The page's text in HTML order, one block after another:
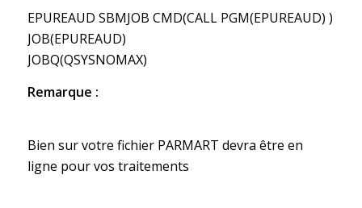
EPUREAUD SBMJOB CMD(CALL PGM(EPUREAUD) )
JOB(EPUREAUD)
JOBQ(QSYSNOMAX)
Remarque :
Bien sur votre fichier PARMART devra être en
ligne pour vos traitements